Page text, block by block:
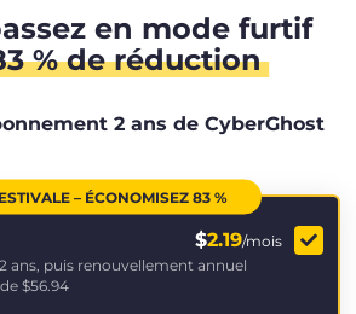
en mode furtif
% de réduction
2 ans de CyberGhost
– ÉCONOMISEZ 83 %
$2.19/mois
ans, puis renouvellement annuel
$56.94